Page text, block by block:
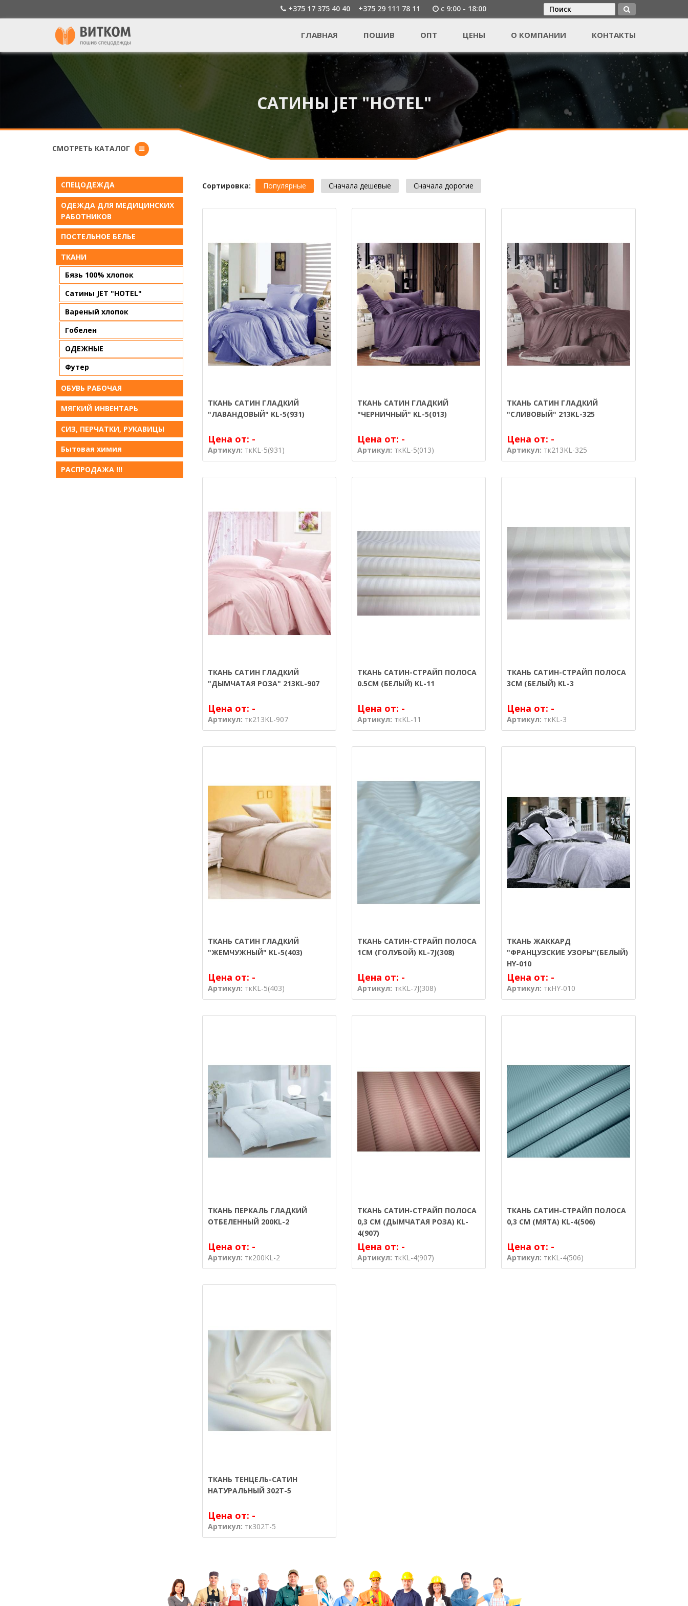
Форма поиска
+375 17 375 40 40 +375 29 111 78 11 c 9:00 - 18:00
ГЛАВНАЯ ПОШИВ ОПТ ЦЕНЫ О КОМПАНИИ КОНТАКТЫ
САТИНЫ JET "HOTEL"
СМОТРЕТЬ КАТАЛОГ
СПЕЦОДЕЖДА
ОДЕЖДА ДЛЯ МЕДИЦИНСКИХ
РАБОТНИКОВ
ПОСТЕЛЬНОЕ БЕЛЬE
ТКАНИ
Бязь 100% хлопок
Сатины JET "HOTEL"
Вареный хлопок
Гобелен
ОДЕЖНЫЕ
Футер
ОБУВЬ РАБОЧАЯ
МЯГКИЙ ИНВЕНТАРЬ
СИЗ, ПЕРЧАТКИ, РУКАВИЦЫ
Бытовая химия
РАСПРОДАЖА !!!
Сортировка: Популярные Сначала дешевые Сначала дорогие
ТКАНЬ САТИН ГЛАДКИЙ
"ЛАВАНДОВЫЙ" KL-5(931)
Цена от: -
Артикул: ткKL-5(931)
ТКАНЬ САТИН ГЛАДКИЙ
"ЧЕРНИЧНЫЙ" KL-5(013)
Цена от: -
Артикул: ткKL-5(013)
ТКАНЬ САТИН ГЛАДКИЙ
"СЛИВОВЫЙ" 213KL-325
Цена от: -
Артикул: тк213KL-325
ТКАНЬ САТИН ГЛАДКИЙ
"ДЫМЧАТАЯ РОЗА" 213KL-907
Цена от: -
Артикул: тк213KL-907
ТКАНЬ САТИН-СТРАЙП ПОЛОСА
0.5СМ (БЕЛЫЙ) KL-11
Цена от: -
Артикул: ткKL-11
ТКАНЬ САТИН-СТРАЙП ПОЛОСА
3СМ (БЕЛЫЙ) KL-3
Цена от: -
Артикул: ткKL-3
ТКАНЬ САТИН ГЛАДКИЙ
"ЖЕМЧУЖНЫЙ" KL-5(403)
Цена от: -
Артикул: ткKL-5(403)
ТКАНЬ САТИН-СТРАЙП ПОЛОСА
1СМ (ГОЛУБОЙ) KL-7J(308)
Цена от: -
Артикул: ткKL-7J(308)
ТКАНЬ ЖАККАРД
"ФРАНЦУЗСКИЕ УЗОРЫ"(БЕЛЫЙ)
HY-010
Цена от: -
Артикул: ткHY-010
ТКАНЬ ПЕРКАЛЬ ГЛАДКИЙ
ОТБЕЛЕННЫЙ 200KL-2
Цена от: -
Артикул: тк200KL-2
ТКАНЬ САТИН-СТРАЙП ПОЛОСА
0,3 СМ (ДЫМЧАТАЯ РОЗА) KL-
4(907)
Цена от: -
Артикул: ткKL-4(907)
ТКАНЬ САТИН-СТРАЙП ПОЛОСА
0,3 СМ (МЯТА) KL-4(506)
Цена от: -
Артикул: ткKL-4(506)
ТКАНЬ ТЕНЦЕЛЬ-САТИН
НАТУРАЛЬНЫЙ 302T-5
Цена от: -
Артикул: тк302T-5